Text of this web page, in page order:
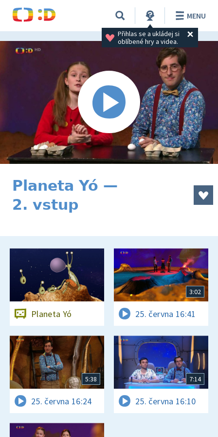
Přihlas se a ukládej si
oblíbené hry a videa.
MENU
Planeta Yó —
2. vstup
Planeta Yó
3:02
25. června 16:41
5:38
25. června 16:24
7:14
25. června 16:10